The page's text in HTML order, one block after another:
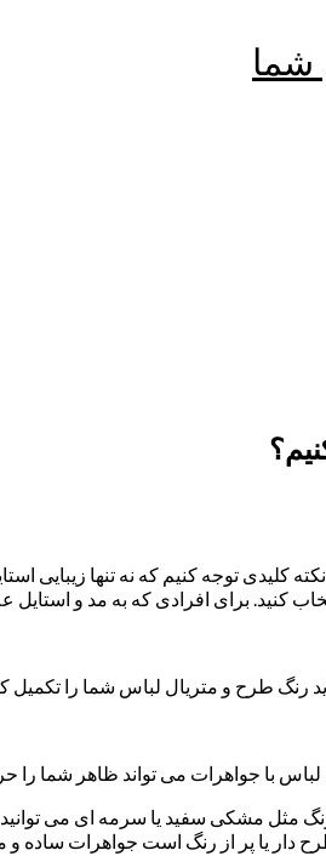
شما
کلیدی توجه کنیم که نه تنها
کنید. برای افرادی که به مد و استایل
طرح و متریال لباس شما را تکمیل
با جواهرات می تواند ظاهر شما
مثل مشکی سفید یا سرمه ای می توانید
دار یا پر از رنگ است جواهرات ساده و